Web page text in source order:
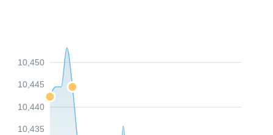
10,435
10,440
10,445
10,450